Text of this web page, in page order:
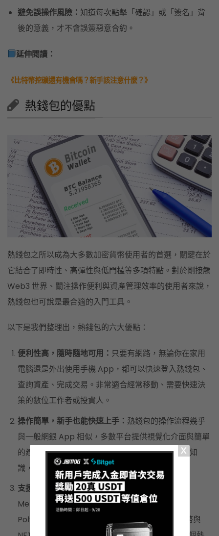
避免誤操作風險： 知道每次點擊「確認」或「簽名」背
後的意義，才不會誤簽惡意合約。
延伸閱讀：
《比特幣挖礦還有機會嗎？新手該注意什麼？》
熱錢包的優點
熱錢包之所以成為大多數加密貨幣使用者的首選，關鍵在於
它結合了即時性、高彈性與低門檻等多項特點。對於剛接觸
Web3 世界、關注操作便利與資產管理效率的使用者來說，
熱錢包也可說是最合適的入門工具。
以下是我們整理出，熱錢包的六大優點：
便利性高，隨時隨地可用： 只要有網路，無論你在家用
電腦還是外出使用手機 App，都可以快速登入熱錢包、
查詢資產、完成交易。非常適合經常移動、需要快速決
策的數位工作者或投資人。
操作簡單，新手也能快速上手： 熱錢包的操作流程幾乎
與一般網銀 App 相似，多數平台提供視覺化介面與簡單
的建立步驟，不需寫程式、也不用學習複雜區塊鏈知
識，即可輕鬆使用。
支援多鏈、多幣種與 NFT 管理：
MetaMask、OKX Wallet 通常支援 Ethereum、
Polygon、BSC、Solana 等區塊鏈，以及各種代幣與